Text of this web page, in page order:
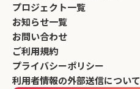
プロジェクト一覧
お知らせ一覧
お問い合わせ
ご利用規約
プライバシーポリシー
利用者情報の外部送信について